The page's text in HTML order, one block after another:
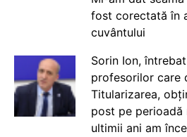
fost corectată în
cuvântului
Sorin Ion,
profesorilor care
Titularizarea,
post pe perioadă
ultimii ani am